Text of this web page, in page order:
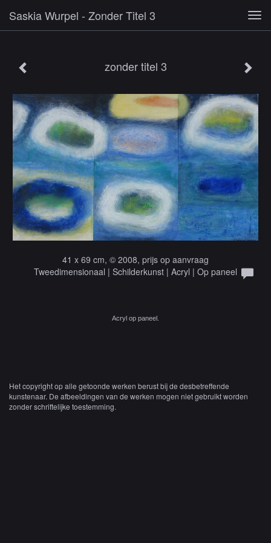
Saskia Wurpel - Zonder Titel 3
zonder titel 3
41 x 69 cm, © 2008, prijs op aanvraag
Tweedimensionaal | Schilderkunst | Acryl | Op paneel
Acryl op paneel.
Het copyright op alle getoonde werken berust bij de desbetreffende
kunstenaar. De afbeeldingen van de werken mogen niet gebruikt worden
zonder schriftelijke toestemming.